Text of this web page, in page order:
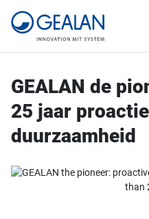
GEALAN de
25 jaar
duurzaamheid